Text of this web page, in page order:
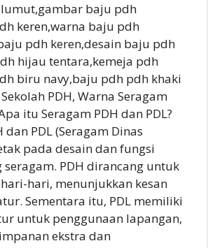
baju pdh
keren,warna baju pdh
pdh keren,desain baju pdh
hijau tentara,kemeja pdh
biru navy,baju pdh pdh khaki
PDH, Warna Seragam
itu Seragam PDH dan PDL?
dan PDL (Seragam Dinas
pada desain dan fungsi
PDH dirancang untuk
hari, menunjukkan kesan
Sementara itu, PDL memiliki
untuk penggunaan lapangan,
ekstra dan